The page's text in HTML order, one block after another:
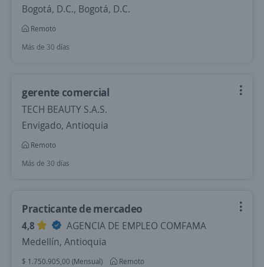
Bogotá, D.C., Bogotá, D.C.
Remoto
Más de 30 días
gerente comercial
TECH BEAUTY S.A.S.
Envigado, Antioquia
Remoto
Más de 30 días
Practicante de mercadeo
4,8
AGENCIA DE EMPLEO COMFAMA
Medellín, Antioquia
$ 1.750.905,00 (Mensual)
Remoto